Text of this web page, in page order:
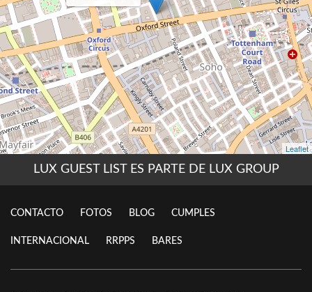
LUX GUEST LIST ES PARTE DE LUX GROUP
CONTACTO FOTOS BLOG CUMPLES
INTERNACIONAL RRPPS BARES